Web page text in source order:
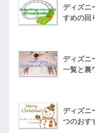
ディズニ
すめの回
ディズニ
一覧と裏
ディズニ
つのおす